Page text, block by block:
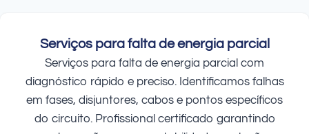
Serviços para falta de energia parcial
Serviços para falta de energia parcial com
diagnóstico rápido e preciso. Identificamos falhas
em fases, disjuntores, cabos e pontos específicos
do circuito. Profissional certificado garantindo